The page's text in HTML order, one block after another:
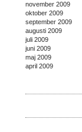
november 2009
oktober 2009
september 2009
augusti 2009
juli 2009
juni 2009
maj 2009
april 2009